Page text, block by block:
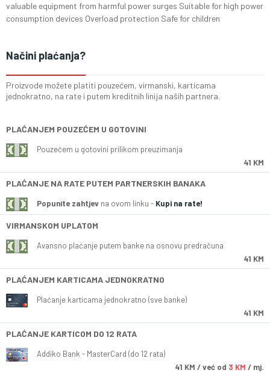
valuable equipment from harmful power surges Suitable for high power
consumption devices Overload protection Safe for children
Načini plaćanja?
Proizvode možete platiti pouzećem, virmanski, karticama
jednokratno, na rate i putem kreditnih linija naših partnera.
PLAĆANJEM POUZEĆEM U GOTOVINI
Pouzećem u gotovini prilikom preuzimanja
41 KM
PLAĆANJE NA RATE PUTEM PARTNERSKIH BANAKA
Popunite zahtjev na ovom linku - Kupi na rate!
VIRMANSKOM UPLATOM
Avansno plaćanje putem banke na osnovu predračuna
41 KM
PLAĆANJEM KARTICAMA JEDNOKRATNO
Plaćanje karticama jednokratno (sve banke)
41 KM
PLAĆANJE KARTICOM DO 12 RATA
Addiko Bank - MasterCard (do 12 rata)
41 KM / već od 3 KM / mj.